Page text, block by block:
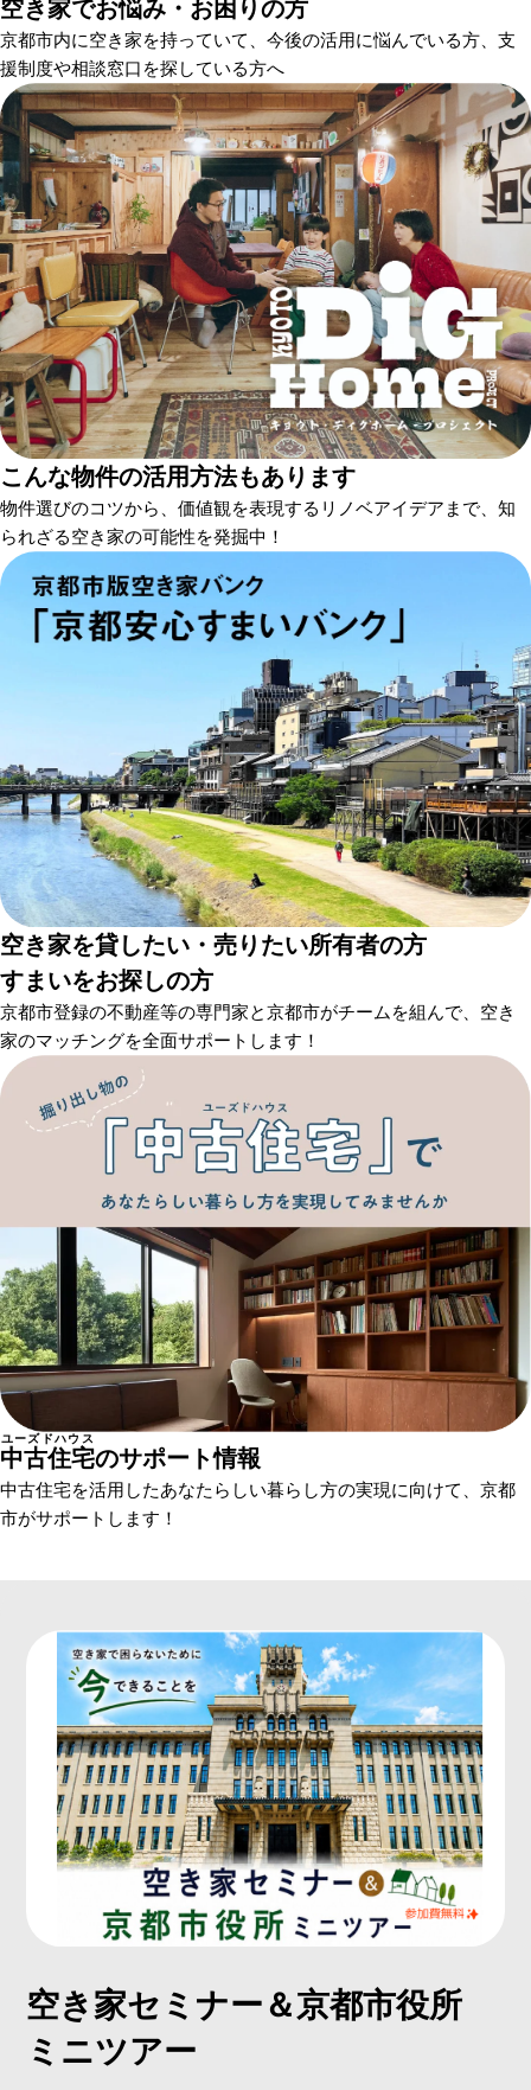
空き家でお悩み・お困りの方
京都市内に空き家を持っていて、今後の活用に悩んでいる方、支
援制度や相談窓口を探している方へ
こんな物件の活用方法もあります
物件選びのコツから、価値観を表現するリノベアイデアまで、知
られざる空き家の可能性を発掘中！
空き家を貸したい・売りたい所有者の方
すまいをお探しの方
京都市登録の不動産等の専門家と京都市がチームを組んで、空き
家のマッチングを全面サポートします！
中古住宅
ユーズドハウス
のサポート情報
中古住宅を活用したあなたらしい暮らし方の実現に向けて、京都
市がサポートします！
空き家セミナー＆京都市役所
ミニツアー